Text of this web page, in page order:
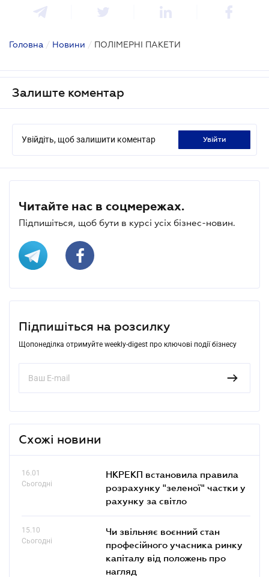
Головна / Новини / ПОЛІМЕРНІ ПАКЕТИ
Залиште коментар
Увійдіть, щоб залишити коментар увійти
Читайте нас в соцмережах.
Підпишіться, щоб бути в курсі усіх бізнес-новин.
Підпишіться на розсилку
Щопонеділка отримуйте weekly-digest про ключові події бізнесу
Схожі новини
16.01
Сьогодні
НКРЕКП встановила правила
розрахунку "зеленої" частки у
рахунку за світло
15.10
Сьогодні
Чи звільняє воєнний стан
професійного учасника ринку
капіталу від положень про
нагляд